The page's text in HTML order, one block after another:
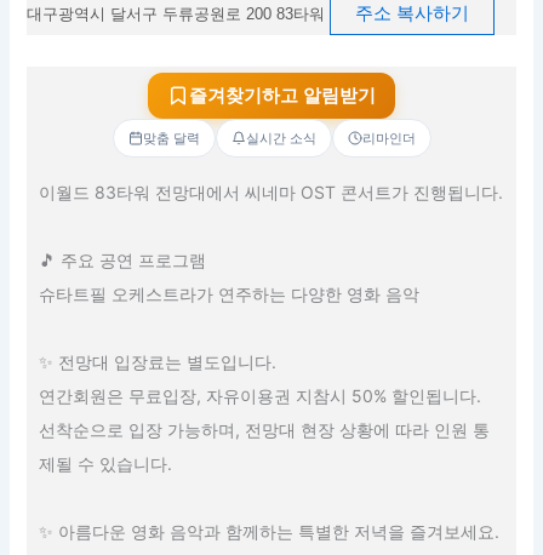
대구광역시 달서구 두류공원로 200 83타워 주소 복사하기
즐겨찾기하고 알림받기
맞춤 달력 실시간 소식 리마인더
이월드 83타워 전망대에서 씨네마 OST 콘서트가 진행됩니다.
🎵 주요 공연 프로그램
슈타트필 오케스트라가 연주하는 다양한 영화 음악
✨ 전망대 입장료는 별도입니다.
연간회원은 무료입장, 자유이용권 지참시 50% 할인됩니다.
선착순으로 입장 가능하며, 전망대 현장 상황에 따라 인원 통
제될 수 있습니다.
✨ 아름다운 영화 음악과 함께하는 특별한 저녁을 즐겨보세요.